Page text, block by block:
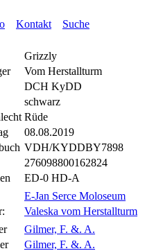
Kontakt
Suche
Grizzly
Vom Herstallturm
DCH KyDD
schwarz
Rüde
08.08.2019
VDH/KYDDBY7898
276098800162824
ED-0 HD-A
E-Jan Serce Moloseum
Valeska vom Herstallturm
Gilmer, F. &. A.
Gilmer, F. &. A.